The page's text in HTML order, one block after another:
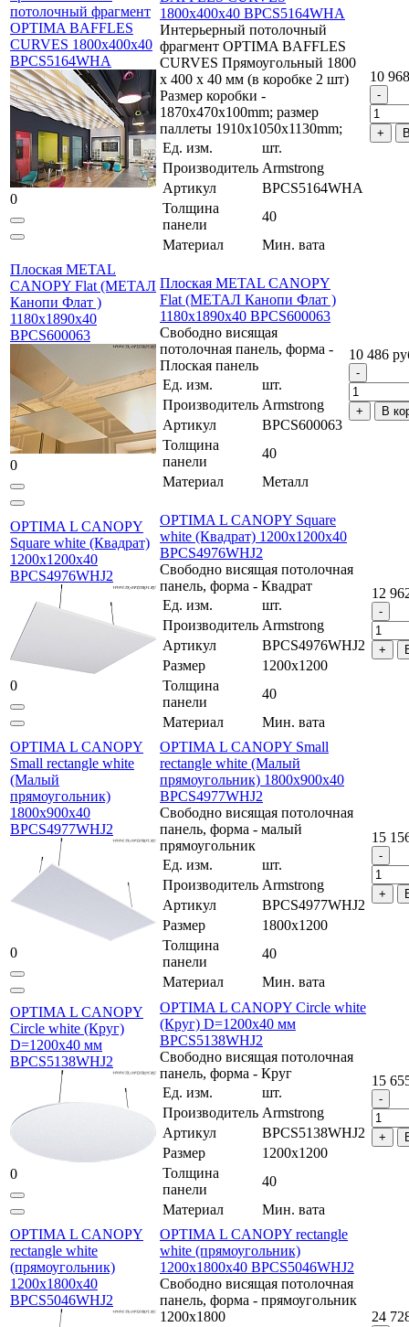
потолочный фрагмент
OPTIMA BAFFLES
CURVES 1800x400x40
BPCS5164WHA
0
1800x400x40 BPCS5164WHA
Интерьерный потолочный
фрагмент OPTIMA BAFFLES
CURVES Прямоугольный 1800
x 400 x 40 мм (в коробке 2 шт)
Размер коробки -
1870x470x100mm; размер
паллеты 1910х1050х1130mm;
Ед. изм.
шт.
Производитель Armstrong
Артикул
BPCS5164WHA
Толщина
панели
40
Материал
Мин. вата
10
Плоская METAL
CANOPY Flat (МЕТАЛ
Канопи Флат )
1180x1890x40
BPCS600063
0
Плоская METAL CANOPY
Flat (МЕТАЛ Канопи Флат )
1180x1890x40 BPCS600063
Свободно висящая
потолочная панель, форма -
Плоская панель
Ед. изм.
шт.
Производитель Armstrong
Артикул
BPCS600063
Толщина
панели
40
Материал
Металл
10 486
В
OPTIMA L CANOPY
Square white (Квадрат)
1200x1200x40
BPCS4976WHJ2
0
OPTIMA L CANOPY Square
white (Квадрат) 1200x1200x40
BPCS4976WHJ2
Свободно висящая потолочная
панель, форма - Квадрат
Ед. изм.
шт.
Производитель Armstrong
Артикул
BPCS4976WHJ2
Размер
1200x1200
Толщина
панели
40
Материал
Мин. вата
12
OPTIMA L CANOPY
Small rectangle white
(Малый
прямоугольник)
1800x900x40
BPCS4977WHJ2
0
OPTIMA L CANOPY Small
rectangle white (Малый
прямоугольник) 1800x900x40
BPCS4977WHJ2
Свободно висящая потолочная
панель, форма - малый
прямоугольник
Ед. изм.
шт.
Производитель Armstrong
Артикул
BPCS4977WHJ2
Размер
1800x1200
Толщина
панели
40
Материал
Мин. вата
15
OPTIMA L CANOPY
Circle white (Круг)
D=1200x40 мм
BPCS5138WHJ2
0
OPTIMA L CANOPY Circle white
(Круг) D=1200x40 мм
BPCS5138WHJ2
Свободно висящая потолочная
панель, форма - Круг
Ед. изм.
шт.
Производитель Armstrong
Артикул
BPCS5138WHJ2
Размер
1200x1200
Толщина
панели
40
Материал
Мин. вата
15
OPTIMA L CANOPY
rectangle white
(прямоугольник)
1200x1800x40
BPCS5046WHJ2
OPTIMA L CANOPY rectangle
white (прямоугольник)
1200x1800x40 BPCS5046WHJ2
Свободно висящая потолочная
панель, форма - прямоугольник
1200х1800
24